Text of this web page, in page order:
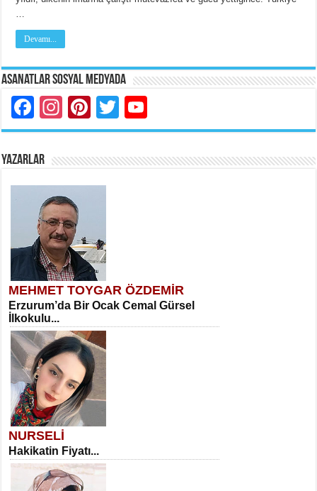
Devamı...
Asanatlar Sosyal Medyada
Facebook
Instagram
Pinterest
Twitter
YAZARLAR
MEHMET TOYGAR ÖZDEMİR
Erzurum’da Bir Ocak Cemal Gürsel
İlkokulu...
NURSELİ
Hakikatin Fiyatı...